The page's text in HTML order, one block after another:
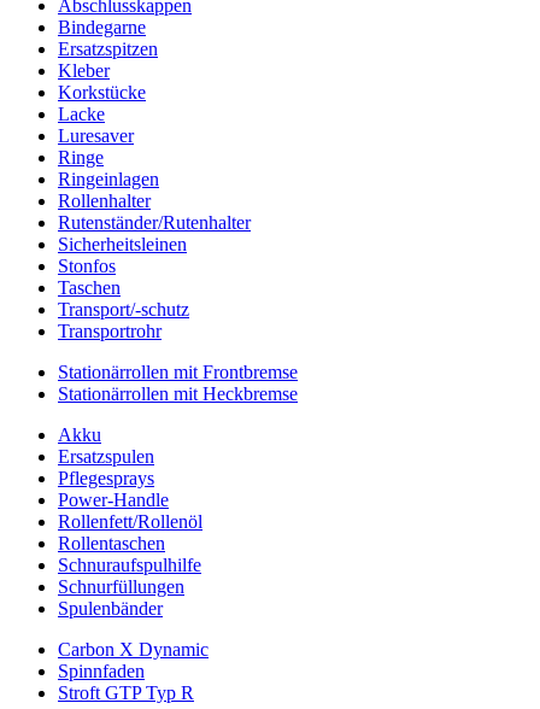
Abschlusskappen
Bindegarne
Ersatzspitzen
Kleber
Korkstücke
Lacke
Luresaver
Ringe
Ringeinlagen
Rollenhalter
Rutenständer/Rutenhalter
Sicherheitsleinen
Stonfos
Taschen
Transport/-schutz
Transportrohr
Stationärrollen mit Frontbremse
Stationärrollen mit Heckbremse
Akku
Ersatzspulen
Pflegesprays
Power-Handle
Rollenfett/Rollenöl
Rollentaschen
Schnuraufspulhilfe
Schnurfüllungen
Spulenbänder
Carbon X Dynamic
Spinnfaden
Stroft GTP Typ R